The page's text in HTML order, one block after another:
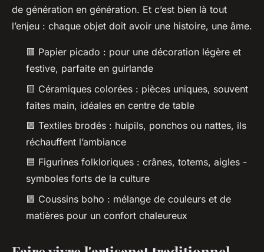
de génération en génération. Et c’est bien là tout
l’enjeu : chaque objet doit avoir une histoire, une âme.
🟥 Papier picado : pour une décoration légère et
festive, parfaite en guirlande
🟨 Céramiques colorées : pièces uniques, souvent
faites main, idéales en centre de table
🟩 Textiles brodés : huipils, ponchos ou nattes, ils
réchauffent l’ambiance
🟦 Figurines folkloriques : crânes, totems, aigles -
symboles forts de la culture
🟪 Coussins boho : mélange de couleurs et de
matières pour un confort chaleureux